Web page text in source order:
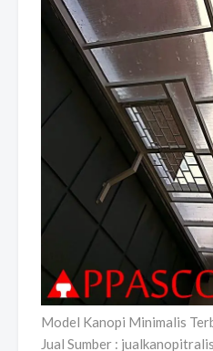
Model Kanopi Minimalis
Jual Sumber :